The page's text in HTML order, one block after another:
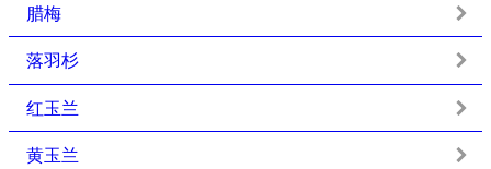
腊梅
落羽杉
红玉兰
黄玉兰